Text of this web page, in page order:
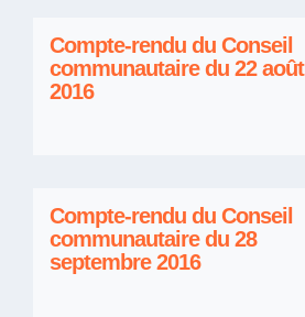
Compte-rendu du Conseil
communautaire du 22 août
2016
Compte-rendu du Conseil
communautaire du 28
septembre 2016